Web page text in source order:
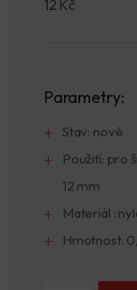
12 Kč
Parametry:
Stav: nové
Použití: pro
12 mm
Materiál :
Hmotnost: